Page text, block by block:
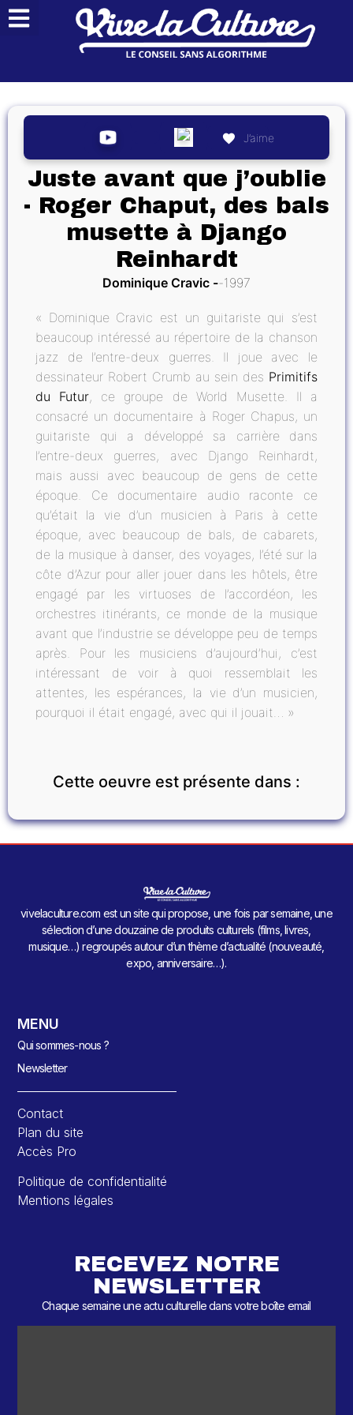
J’aime
Juste avant que j’oublie
- Roger Chaput, des bals
musette à Django
Reinhardt
Dominique Cravic 1997
« Dominique Cravic est un guitariste qui s’est
beaucoup intéressé au répertoire de la chanson
jazz de l’entre-deux guerres. Il joue avec le
dessinateur Robert Crumb au sein des Primitifs
du Futur, ce groupe de World Musette. Il a
consacré un documentaire à Roger Chapus, un
guitariste qui a développé sa carrière dans
l’entre-deux guerres, avec Django Reinhardt,
mais aussi avec beaucoup de gens de cette
époque. Ce documentaire audio raconte ce
qu’était la vie d’un musicien à Paris à cette
époque, avec beaucoup de bals, de cabarets,
de la musique à danser, des voyages, l’été sur la
côte d’Azur pour aller jouer dans les hôtels, être
engagé par les virtuoses de l’accordéon, les
orchestres itinérants, ce monde de la musique
avant que l’industrie se développe peu de temps
après. Pour les musiciens d’aujourd’hui, c’est
intéressant de voir à quoi ressemblait les
attentes, les espérances, la vie d’un musicien,
pourquoi il était engagé, avec qui il jouait… »
Cette oeuvre est présente dans :
vivelaculture.com est un site qui propose, une fois par semaine, une
sélection d’une douzaine de produits culturels (films, livres,
musique…) regroupés autour d’un thème d’actualité (nouveauté,
expo, anniversaire…).
MENU
Qui sommes-nous ?
Newsletter
Contact
Plan du site
Accès Pro
Politique de confidentialité
Mentions légales
RECEVEZ NOTRE
NEWSLETTER
Chaque semaine une actu culturelle dans votre boîte email